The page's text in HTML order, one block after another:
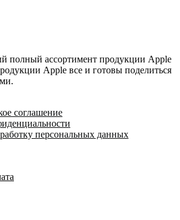
полный ассортимент продукции Apple
Apple все и готовы поделиться
соглашение
персональных данных